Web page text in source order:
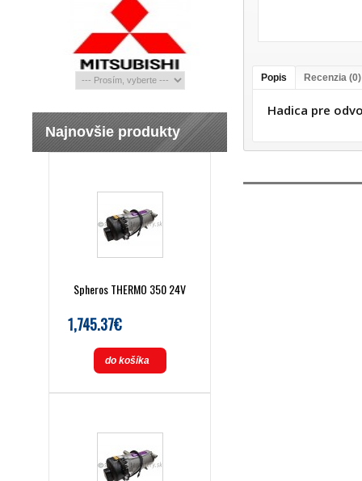
Najnovšie produkty
Spheros THERMO 350 24V
1,745.37€
do košíka
Popis Recenzia (0)
Hadica pre